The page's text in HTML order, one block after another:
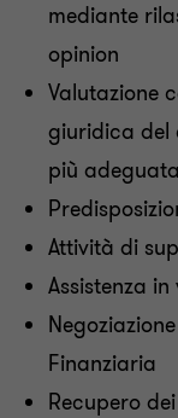
mediante
opinion
Valutazione
giuridica del
più
Attività di
Assistenza
Finanziaria
Recupero